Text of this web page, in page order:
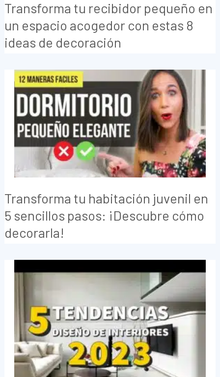
Transforma tu recibidor pequeño en
un espacio acogedor con estas 8
ideas de decoración
Transforma tu habitación juvenil en
5 sencillos pasos: ¡Descubre cómo
decorarla!